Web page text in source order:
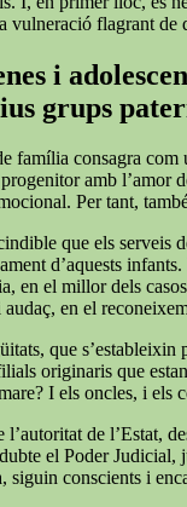
vulneració flagrant de
i
grups
família consagra
amb l’amor
Per tant,
que els
d’aquests
en el millor dels
en el
que
originaris que
I els oncles, i
l’autoritat de l’Estat,
el Poder
siguin conscients i